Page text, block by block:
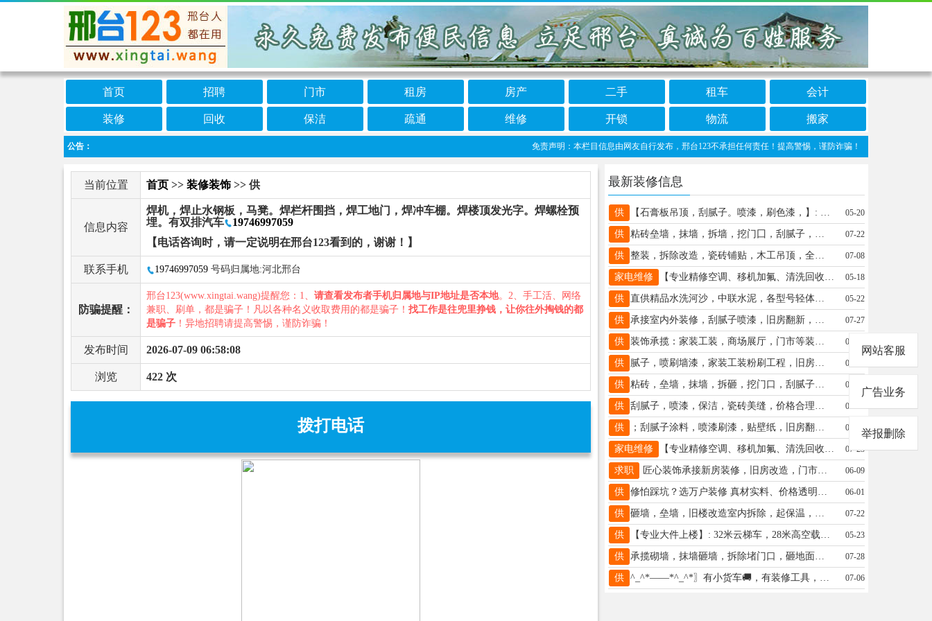
首页 招聘 门市 租房 房产 二手 租车 会计
装修 回收 保洁 疏通 维修 开锁 物流 搬家
公告： 免责声明：本栏目信息由网友自行发布，邢台123不承担任何责任！提高警惕，谨防诈骗！做推广、做信息置顶
当前位置 首页 >> 装修装饰 >> 供
信息内容
焊机，焊止水钢板，马凳。焊栏杆围挡，焊工地门，焊冲车棚。焊楼顶发光字。焊螺栓预
埋。有双排汽车
19746997059
【电话咨询时，请一定说明在邢台123看到的，谢谢！】
联系手机 19746997059 号码归属地:河北邢台
防骗提醒：
邢台123(www.xingtai.wang)提醒您：1、 请查看发布者手机归属地与IP地址是否本地。2、手工活、网络
兼职、刷单，都是骗子！凡以各种名义收取费用的都是骗子！ 找工作是往兜里挣钱，让你往外掏钱的都
是骗子 ！异地招聘请提高警惕，谨防诈骗！
发布时间 2026-07-09 06:58:08
浏览 422 次
拨打电话
最新装修信息
供 【石膏板吊顶，刮腻子。喷漆，刷色漆，】: 以质量求生存，以信誉求发展，欢迎各位业主 地址、电话：13091275389..15127923337 05-20
供 粘砖垒墙，抹墙，拆墙，挖门囗，刮腻子，干零活，价格合理。手机号:13131963730 07-22
供 整装，拆除改造，瓷砖铺贴，木工吊顶，全屋定制安装墙板施工，联系电话18134291234 07-08
家电维修 【专业精修空调、移机加氟、清洗回收2222008】: 专业维修各种品牌变频定频空调，空调加氟，回收，清洗。移机，维修。墙体打眼。按装清洗维修热水器，修装太阳能热水器，。家庭电工，家庭电路检测，维修灯具，更换插座，电闸，漏电保护器，浴霸开关，太阳能移机维修清洗，电热水器按装维修清洗，更换热水器。家庭水暖改装维修，更换暖气片，维修更换水管水龙头上下水管。修装学校商场中央空调，消防管道、喷头 地址、电话：桥东2222008👉👉👉桥西15533191758 05-18
供 直供精品水洗河沙，中联水泥，各型号轻体砖，价格公道。电话19931959099微同步 05-22
供 承接室内外装修，刮腻子喷漆，旧房翻新，彩钢瓦翻新，保温抗裂砂浆，仿石漆水包砂，真石漆。电话15833645858 07-27
供 装饰承揽：家装工装，商场展厅，门市等装修，水电改造，墙地砖，木工吊顶，全屋定制，橱柜等，电话13383099944侯 06-11
供 腻子，喷刷墙漆，家装工装粉刷工程，旧房翻新，反碱起皮脱落维修，抹涂料等，个人接活，15733918021 07-27
供 粘砖，垒墙，抹墙，拆砸，挖门口，刮腻子，抹涂料，上下水，干零活。价格合理。 13231908138 07-13
供 刮腻子，喷漆，保洁，瓷砖美缝，价格合理，电话18731989510 05-21
供 ；刮腻子涂料，喷漆刷漆，贴壁纸，旧房翻新，木工各种吊顶，双眼皮，隔断墙护墙板，集成吊顶15131951038价格实惠 07-14
家电维修 【专业精修空调、移机加氟、清洗回收2221008】: 🍀🍎😊专业维修各种品牌变频定频空调，空调加氟，回收，清洗。移机，维修。墙体打眼。按装清洗维修热水器，修装太阳能热水器，。家庭电工，家庭电路检测，维修灯具，更换插座，电闸，漏电保护器，浴霸开关，太阳能移机维修清洗，电热水器按装维修清洗，更换热水器。家庭水暖改装维修，更换暖气片，维修更换水管水龙头上下水管。修装学校商场中央空调，消防管道、喷头。 地址、电话：13031909101 07-23
求职 匠心装饰承接新房装修，旧房改造，门市精装，学校单位改造装修等各种装修活。可半包可全包。电话微信13231938311 06-09
供 修怕踩坑？选万户装修 真材实料、价格透明、施工靠谱 家装一站式搞定，让您省心住新家18932956982 06-01
供 砸墙，垒墙，旧楼改造室内拆除，起保温，门市拆除，上沙子水泥，铲墙皮，回填，等。价格合理13400158884 07-22
供 【专业大件上楼】: 32米云梯车，28米高空载人车，专业承接广告牌拆装，外墙喷漆，玻璃打胶，园林修剪，上料，（沙子，水泥，瓷砖，门窗，玻璃，卷材，大家具等）下垃圾等业务，19528798884 地址、电话：邢台全区域可达 05-23
供 承揽砌墙，抹墙砸墙，拆除堵门口，砸地面起保温15094485799（微信同步）陈 07-28
供 ^_^*——*^_^*〗有小货车🚚，有装修工具，找活干，13131932105 07-06
网站客服
广告业务
举报删除